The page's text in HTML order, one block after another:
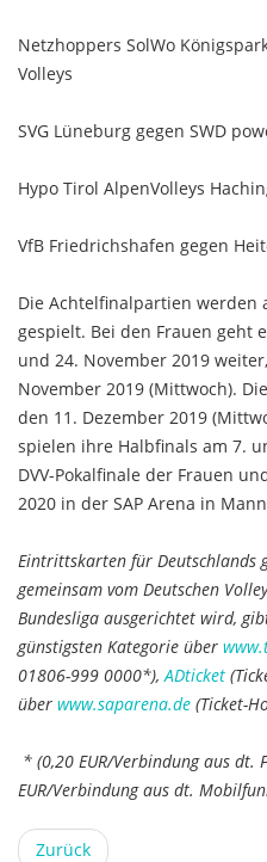
Netzhoppers SolWo
Volleys
SVG Lüneburg gegen SWD
Hypo Tirol AlpenVolleys
VfB Friedrichshafen gegen
Die Achtelfinalpartien werden
gespielt. Bei den Frauen geht
und 24. November 2019
November 2019 (Mittwoch).
den 11. Dezember 2019
spielen ihre Halbfinals am 7.
DVV-Pokalfinale der Frauen
2020 in der SAP Arena in
Eintrittskarten für Deutschlands
gemeinsam vom Deutschen
Bundesliga ausgerichtet wird,
günstigsten Kategorie über
01806-999 0000*), ADticket
über www.saparena.de (Ticket-
* (0,20 EUR/Verbindung aus dt.
EUR/Verbindung aus dt.
Zurück